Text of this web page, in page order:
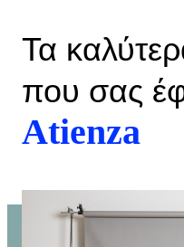
Τα
που σας
Atienza